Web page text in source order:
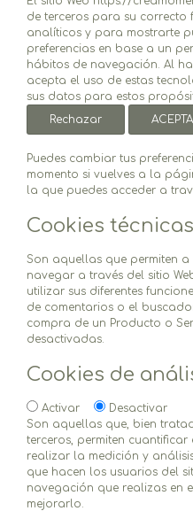
de terceros para su correcto
analíticos y para mostrarte
preferencias en base a un
hábitos de navegación. Al
acepta el uso de estas
sus datos para estos
Rechazar
Puedes cambiar tus
momento si vuelves a la
la que puedes acceder a
Cookies técnicas
Son aquellas que permiten
navegar a través del sitio
utilizar sus diferentes
de comentarios o el
compra de un Producto o
desactivadas.
Cookies de
Activar
Desactivar
Son aquellas que, bien
terceros, permiten
realizar la medición y
que hacen los usuarios del
navegación que realizas en
mejorarlo.